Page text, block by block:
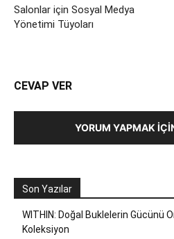
Salonlar için Sosyal Medya
Yönetimi Tüyoları
CEVAP VER
YORUM YAPMAK
Son Yazılar
WITHIN: Doğal Buklelerin Gücünü
Koleksiyon